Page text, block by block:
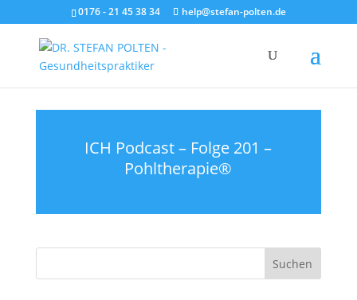
0176 - 21 45 38 34 help@stefan-polten.de
ICH Podcast – Folge 201 –
Pohltherapie®